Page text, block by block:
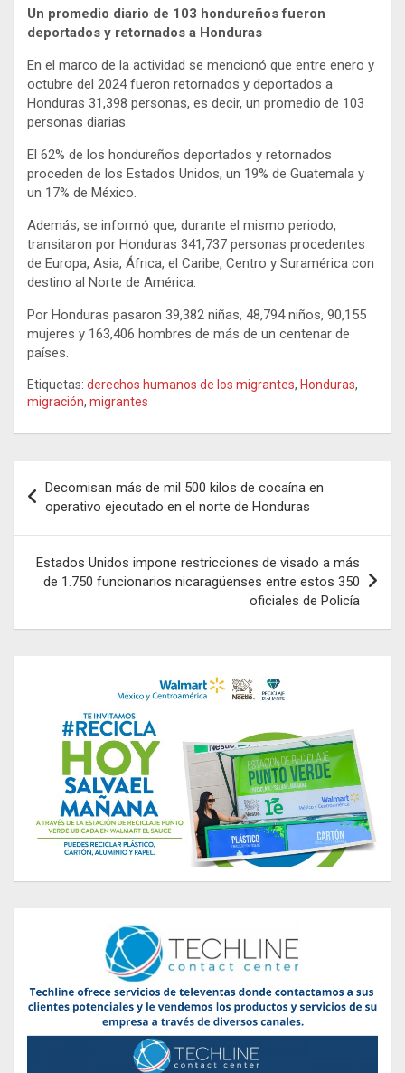
Un promedio diario de 103 hondureños fueron
deportados y retornados a Honduras
En el marco de la actividad se mencionó que entre enero y
octubre del 2024 fueron retornados y deportados a
Honduras 31,398 personas, es decir, un promedio de 103
personas diarias.
El 62% de los hondureños deportados y retornados
proceden de los Estados Unidos, un 19% de Guatemala y
un 17% de México.
Además, se informó que, durante el mismo periodo,
transitaron por Honduras 341,737 personas procedentes
de Europa, Asia, África, el Caribe, Centro y Suramérica con
destino al Norte de América.
Por Honduras pasaron 39,382 niñas, 48,794 niños, 90,155
mujeres y 163,406 hombres de más de un centenar de
países.
Etiquetas: derechos humanos de los migrantes, Honduras,
migración, migrantes
de
entradas
Decomisan más de mil 500 kilos de cocaína en
operativo ejecutado en el norte de Honduras
Estados Unidos impone restricciones de visado a más
de 1.750 funcionarios nicaragüenses entre estos 350
oficiales de Policía